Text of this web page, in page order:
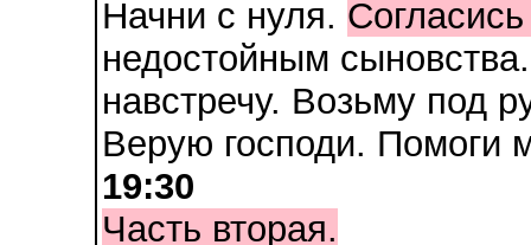
Начни с нуля.
недостойным
навстречу. Возьму под
Верую господи. Помоги
19:30
Часть вторая.